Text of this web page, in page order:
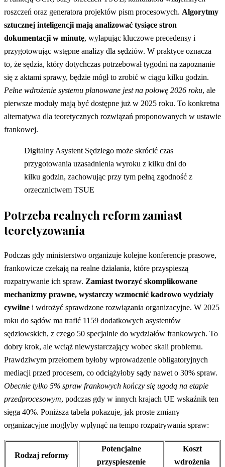
roszczeń oraz generatora projektów pism procesowych. Algorytmy
sztucznej inteligencji mają analizować tysiące stron
dokumentacji w minutę, wyłapując kluczowe precedensy i
przygotowując wstępne analizy dla sędziów. W praktyce oznacza
to, że sędzia, który dotychczas potrzebował tygodni na zapoznanie
się z aktami sprawy, będzie mógł to zrobić w ciągu kilku godzin.
Pełne wdrożenie systemu planowane jest na połowę 2026 roku, ale
pierwsze moduły mają być dostępne już w 2025 roku. To konkretna
alternatywa dla teoretycznych rozwiązań proponowanych w ustawie
frankowej.
Digitalny Asystent Sędziego może skrócić czas
przygotowania uzasadnienia wyroku z kilku dni do
kilku godzin, zachowując przy tym pełną zgodność z
orzecznictwem TSUE
Potrzeba realnych reform zamiast
teoretyzowania
Podczas gdy ministerstwo organizuje kolejne konferencje prasowe,
frankowicze czekają na realne działania, które przyspieszą
rozpatrywanie ich spraw. Zamiast tworzyć skomplikowane
mechanizmy prawne, wystarczy wzmocnić kadrowo wydziały
cywilne i wdrożyć sprawdzone rozwiązania organizacyjne. W 2025
roku do sądów ma trafić 1159 dodatkowych asystentów
sędziowskich, z czego 50 specjalnie do wydziałów frankowych. To
dobry krok, ale wciąż niewystarczający wobec skali problemu.
Prawdziwym przełomem byłoby wprowadzenie obligatoryjnych
mediacji przed procesem, co odciążyłoby sądy nawet o 30% spraw.
Obecnie tylko 5% spraw frankowych kończy się ugodą na etapie
przedprocesowym, podczas gdy w innych krajach UE wskaźnik ten
sięga 40%. Poniższa tabela pokazuje, jak proste zmiany
organizacyjne mogłyby wpłynąć na tempo rozpatrywania spraw:
Rodzaj reformy
Potencjalne
przyspieszenie
Koszt
wdrożenia